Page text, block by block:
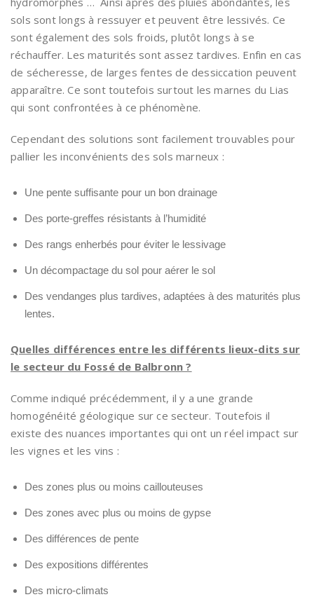
sols sont longs à ressuyer et peuvent être lessivés. Ce
sont également des sols froids, plutôt longs à se
réchauffer. Les maturités sont assez tardives. Enfin en cas
de sécheresse, de larges fentes de dessiccation peuvent
apparaître. Ce sont toutefois surtout les marnes du Lias
qui sont confrontées à ce phénomène.
Cependant des solutions sont facilement trouvables pour
pallier les inconvénients des sols marneux :
Une pente suffisante pour un bon drainage
Des porte-greffes résistants à l’humidité
Des rangs enherbés pour éviter le lessivage
Un décompactage du sol pour aérer le sol
Des vendanges plus tardives, adaptées à des maturités plus
lentes.
Quelles différences entre les différents lieux-dits sur
le secteur du Fossé de Balbronn ?
Comme indiqué précédemment, il y a une grande
homogénéité géologique sur ce secteur. Toutefois il
existe des nuances importantes qui ont un réel impact sur
les vignes et les vins :
Des zones plus ou moins caillouteuses
Des zones avec plus ou moins de gypse
Des différences de pente
Des expositions différentes
Des micro-climats